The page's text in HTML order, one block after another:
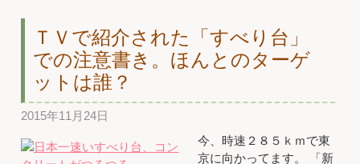
ＴＶで紹介された「すべり台」
での注意書き。ほんとのターゲ
ットは誰？
2015年11月24日
今、時速２８５ｋｍで東
京に向かってます。 「新